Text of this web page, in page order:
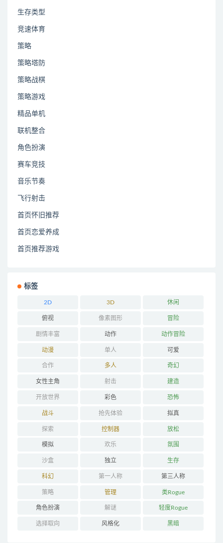
生存类型
竞速体育
策略
策略塔防
策略战棋
策略游戏
精品单机
联机整合
角色扮演
赛车竞技
音乐节奏
飞行射击
首页怀旧推荐
首页恋爱养成
首页推荐游戏
标签
2D 3D 休闲
俯视 像素图形 冒险
剧情丰富 动作 动作冒险
动漫 单人 可爱
合作 多人 奇幻
女性主角 射击 建造
开放世界 彩色 恐怖
战斗 抢先体验 拟真
探索 控制器 放松
模拟 欢乐 氛围
沙盒 独立 生存
科幻 第一人称 第三人称
策略 管理 类Rogue
角色扮演 解谜 轻度Rogue
选择取向 风格化 黑暗